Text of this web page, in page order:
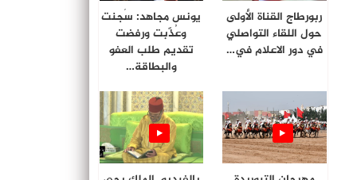
ربورطاج القناة الأولى
حول اللقاء التواصلي
في دور الاعلام في…
يونس مجاهد: سُجنت
وعُذّبت ورفضت
تقديم طلب العفو
والبطاقة…